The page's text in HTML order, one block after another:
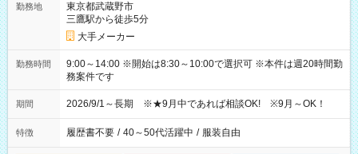
勤務地
東京都武蔵野市
三鷹駅から徒歩5分
大手メーカー
勤務時間
9:00～14:00 ※開始は8:30～10:00で選択可 ※本件は週20時間勤
務案件です
期間 2026/9/1～長期 ※★9月中であれば相談OK! ※9月～OK！
特徴 履歴書不要 / 40～50代活躍中 / 服装自由